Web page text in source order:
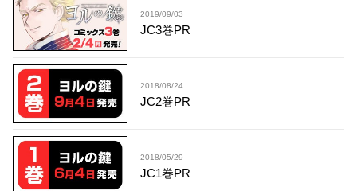
2019/09/03
JC3巻PR
2018/08/24
JC2巻PR
2018/05/29
JC1巻PR